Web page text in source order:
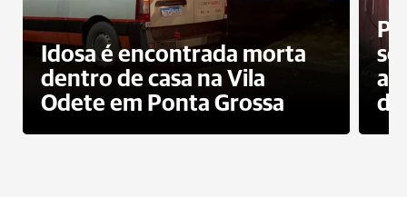
Idosa é encontrada morta
dentro de casa na Vila
Odete em Ponta Grossa
do